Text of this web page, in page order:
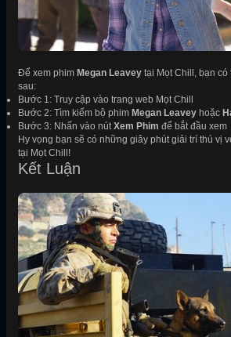
Để xem phim Megan Leavey tại Mọt Chill, bạn
sau:
Bước 1: Truy cập vào trang web Mọt Chill
Bước 2: Tìm kiếm bộ phim Megan Leavey hoặc
Bước 3: Nhấn vào nút Xem Phim để bắt đầu xem
Hy vọng bạn sẽ có những giây phút giải trí thú vị
tại Mọt Chill!
Kết Luận